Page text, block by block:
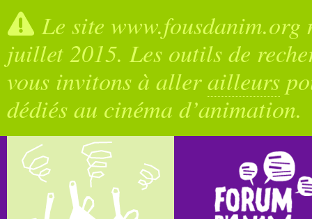
Le site
juillet 2015. Les outils de
vous invitons à allerailleurs
dédiés au cinéma d’animation.